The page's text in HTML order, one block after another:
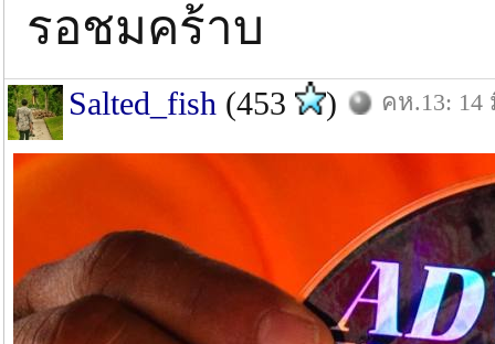
รอชมคร้าบ
Salted_fish (453 ) คห.13: 14